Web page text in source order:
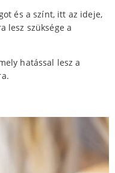
és a színt, itt az ideje,
lesz szüksége a
hatással lesz a